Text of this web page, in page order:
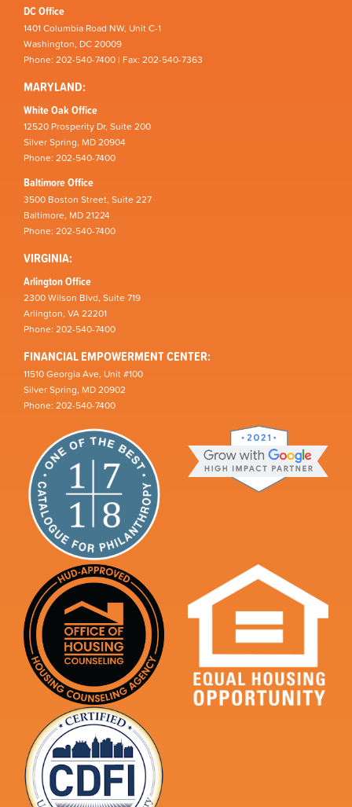
DC Office
1401 Columbia Road NW, Unit C-1
Washington, DC 20009
Phone: 202-540-7400 | Fax: 202-540-7363
MARYLAND:
White Oak Office
12520 Prosperity Dr, Suite 200
Silver Spring, MD 20904
Phone: 202-540-7400
Baltimore Office
3500 Boston Street, Suite 227
Baltimore, MD 21224
Phone: 202-540-7400
VIRGINIA:
Arlington Office
2300 Wilson Blvd, Suite 719
Arlington, VA 22201
Phone: 202-540-7400
FINANCIAL EMPOWERMENT CENTER:
11510 Georgia Ave, Unit #100
Silver Spring, MD 20902
Phone: 202-540-7400